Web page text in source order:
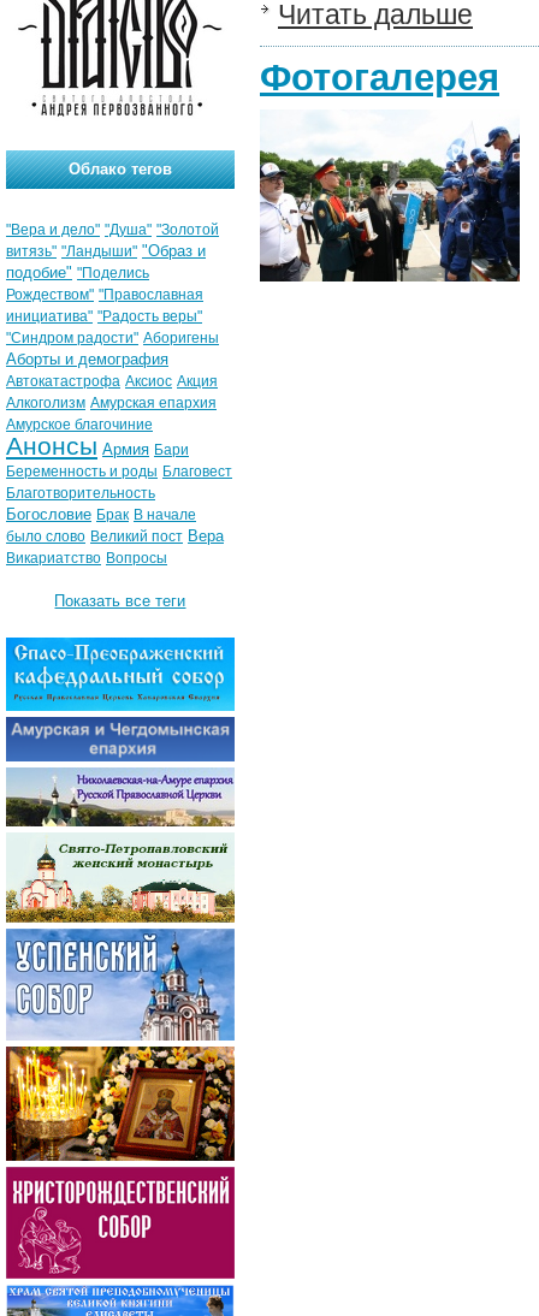
Читать дальше
Фотогалерея
Облако тегов
"Вера и дело" "Душа" "Золотой
витязь" "Ландыши" "Образ и
подобие" "Поделись
Рождеством" "Православная
инициатива" "Радость веры"
"Синдром радости" Аборигены
Аборты и демография
Автокатастрофа Аксиос Акция
Алкоголизм Амурская епархия
Амурское благочиние
Анонсы Армия Бари
Беременность и роды Благовест
Благотворительность
Богословие Брак В начале
было слово Великий пост Вера
Викариатство Вопросы
Показать все теги